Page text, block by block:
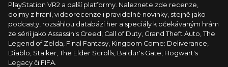
PlayStation VR2 a další platformy. Naleznete zde recenze,
dojmy z hraní, videorecenze i pravidelné novinky, stejně jako
podcasty, rozsáhlou databázi her a speciály k očekávaným hrám
ze sérií jako Assassin's Creed, Call of Duty, Grand Theft Auto, The
Legend of Zelda, Final Fantasy, Kingdom Come: Deliverance,
Diablo, Stalker, The Elder Scrolls, Baldur's Gate, Hogwart's
Legacy či FIFA.